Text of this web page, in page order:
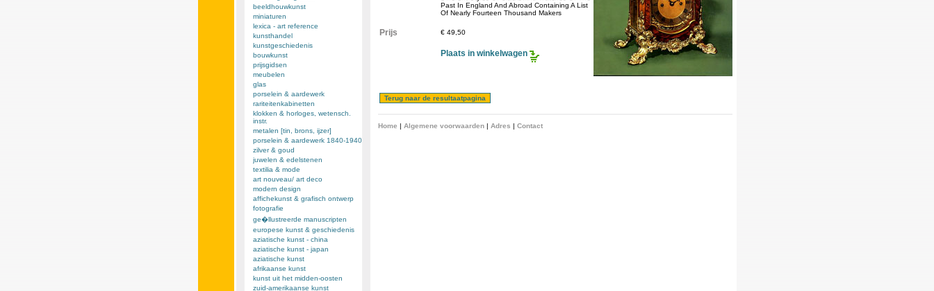
beeldhouwkunst
miniaturen
lexica - art reference
kunsthandel
kunstgeschiedenis
bouwkunst
prijsgidsen
meubelen
glas
porselein & aardewerk
rariteitenkabinetten
klokken & horloges, wetensch.
instr.
metalen [tin, brons, ijzer]
porselein & aardewerk 1840-1940
zilver & goud
juwelen & edelstenen
textilia & mode
art nouveau/ art deco
modern design
affichekunst & grafisch ontwerp
fotografie
ge�llustreerde manuscripten
europese kunst & geschiedenis
aziatische kunst - china
aziatische kunst - japan
aziatische kunst
afrikaanse kunst
kunst uit het midden-oosten
zuid-amerikaanse kunst
Past In England And Abroad Containing A List
Of Nearly Fourteen Thousand Makers
Prijs € 49,50
Plaats in winkelwagen
Home | Algemene voorwaarden| Adres | Contact